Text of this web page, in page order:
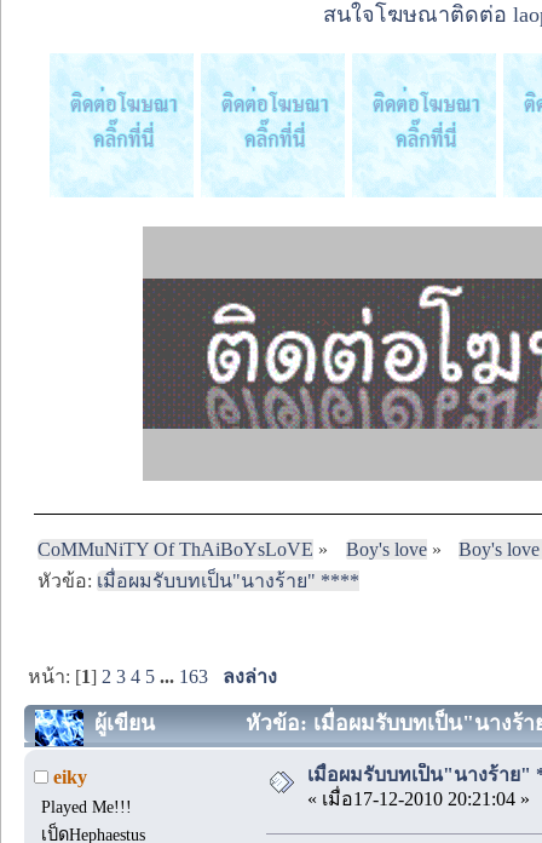
สนใจโฆษณาติดต่อ
CoMMuNiTY Of ThAiBoYsLoVE » Boy's love»
Boy's
หัวข้อ: เมื่อผมรับบทเป็น"นางร้าย" ****
หน้า: [1] 2 3 4 5 ... 163 ลงล่าง
ผู้เขียน หัวข้อ: เมื่อผมรับบทเป็น"นางร้
eiky
Played Me!!!
เป็ดHephaestus
เมื่อผมรับบทเป็น"นางร้าย"
« เมื่อ17-12-2010 20:21:04 »